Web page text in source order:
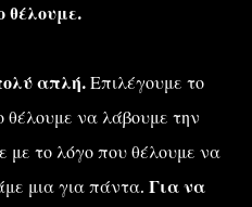
θέλουμε.
απλή. Επιλέγουμε το
θέλουμε να λάβουμε την
με το λόγο που θέλουμε να
μια για πάντα. Για να